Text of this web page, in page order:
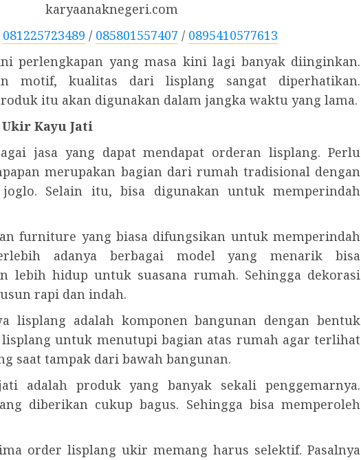
karyaanaknegeri.com
081225723489 / 085801557407 / 0895410577613
perlengkapan yang masa kini lagi banyak diinginkan.
motif, kualitas dari lisplang sangat diperhatikan.
itu akan digunakan dalam jangka waktu yang lama.
Kayu Jati
jasa yang dapat mendapat orderan lisplang. Perlu
merupakan bagian dari rumah tradisional dengan
Selain itu, bisa digunakan untuk memperindah
furniture yang biasa difungsikan untuk memperindah
adanya berbagai model yang menarik bisa
lebih hidup untuk suasana rumah. Sehingga dekorasi
rapi dan indah.
lisplang adalah komponen bangunan dengan bentuk
untuk menutupi bagian atas rumah agar terlihat
saat tampak dari bawah bangunan.
adalah produk yang banyak sekali penggemarnya.
diberikan cukup bagus. Sehingga bisa memperoleh
order lisplang ukir memang harus selektif. Pasalnya